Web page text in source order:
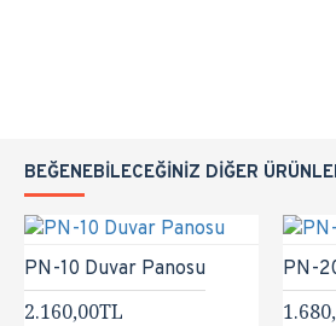
BEĞENEBILECEĞINIZ DIĞER
PN-10 Duvar Panosu
2.160,00TL
PN-